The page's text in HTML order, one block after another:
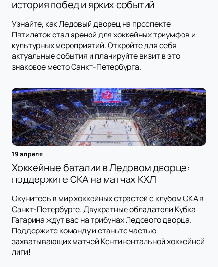
история побед и ярких событий
Узнайте, как Ледовый дворец на проспекте
Пятилеток стал ареной для хоккейных триумфов и
культурных мероприятий. Откройте для себя
актуальные события и планируйте визит в это
знаковое место Санкт-Петербурга.
19 апреля
Хоккейные баталии в Ледовом дворце:
поддержите СКА на матчах КХЛ
Окунитесь в мир хоккейных страстей с клубом СКА в
Санкт-Петербурге. Двукратные обладатели Кубка
Гагарина ждут вас на трибунах Ледового дворца.
Поддержите команду и станьте частью
захватывающих матчей Континентальной хоккейной
лиги!